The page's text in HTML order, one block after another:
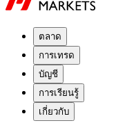
ตลาด
การเทรด
บัญชี
การเรียนรู้
เกี่ยวกับ